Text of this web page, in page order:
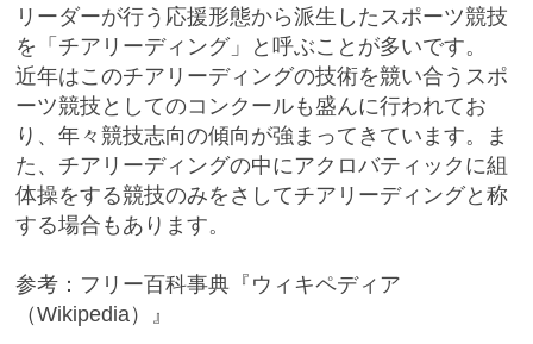
リーダーが行う応援形態から派生したスポーツ競技
を「チアリーディング」と呼ぶことが多いです。
近年はこのチアリーディングの技術を競い合うスポ
ーツ競技としてのコンクールも盛んに行われてお
り、年々競技志向の傾向が強まってきています。ま
た、チアリーディングの中にアクロバティックに組
体操をする競技のみをさしてチアリーディングと称
する場合もあります。
参考：フリー百科事典『ウィキペディア
（Wikipedia）』